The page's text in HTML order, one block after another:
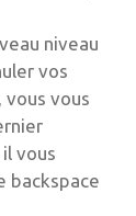
niveau
vos
vous
vous
backspace